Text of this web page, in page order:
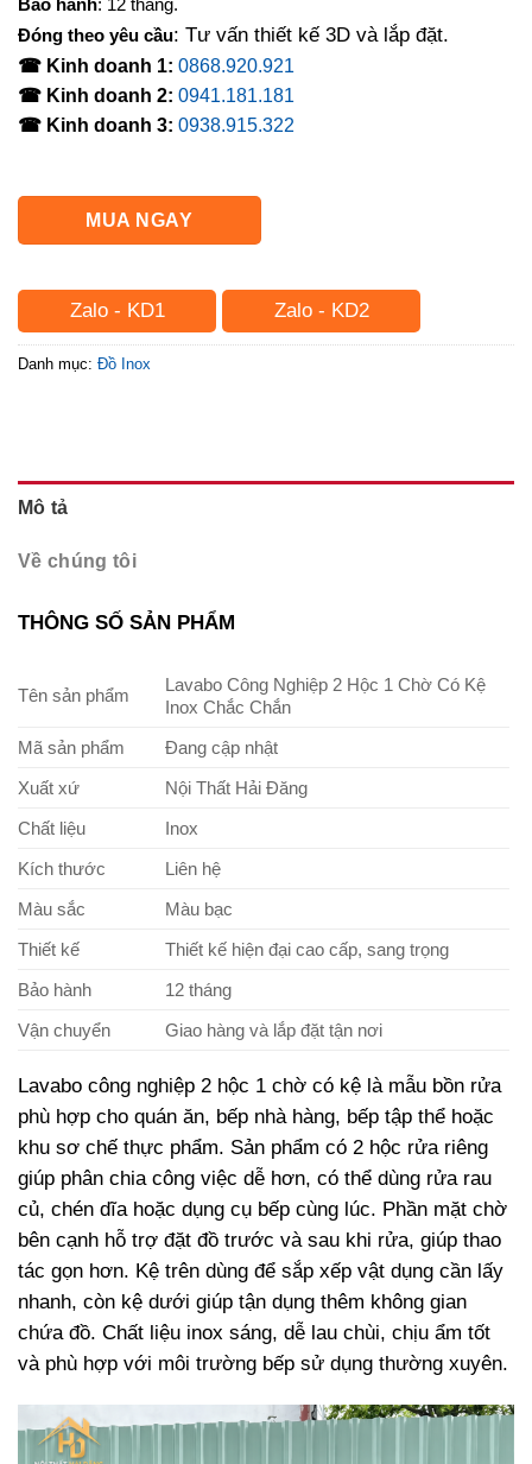
Bảo hành: 12 tháng.
Đóng theo yêu cầu: Tư vấn thiết kế 3D và lắp đặt.
☎ Kinh doanh 1: 0868.920.921
☎ Kinh doanh 2: 0941.181.181
☎ Kinh doanh 3: 0938.915.322
MUA NGAY
Zalo - KD1 Zalo - KD2
Danh mục: Đồ Inox
Mô tả
Về chúng tôi
THÔNG SỐ SẢN PHẨM
Tên sản phẩm
Lavabo Công Nghiệp 2 Hộc 1 Chờ Có Kệ
Inox Chắc Chắn
Mã sản phẩm
Đang cập nhật
Xuất xứ
Nội Thất Hải Đăng
Chất liệu
Inox
Kích thước
Liên hệ
Màu sắc
Màu bạc
Thiết kế
Thiết kế hiện đại cao cấp, sang trọng
Bảo hành
12 tháng
Vận chuyển
Giao hàng và lắp đặt tận nơi
Lavabo công nghiệp 2 hộc 1 chờ có kệ là mẫu bồn rửa
phù hợp cho quán ăn, bếp nhà hàng, bếp tập thể hoặc
khu sơ chế thực phẩm. Sản phẩm có 2 hộc rửa riêng
giúp phân chia công việc dễ hơn, có thể dùng rửa rau
củ, chén dĩa hoặc dụng cụ bếp cùng lúc. Phần mặt chờ
bên cạnh hỗ trợ đặt đồ trước và sau khi rửa, giúp thao
tác gọn hơn. Kệ trên dùng để sắp xếp vật dụng cần lấy
nhanh, còn kệ dưới giúp tận dụng thêm không gian
chứa đồ. Chất liệu inox sáng, dễ lau chùi, chịu ẩm tốt
và phù hợp với môi trường bếp sử dụng thường xuyên.